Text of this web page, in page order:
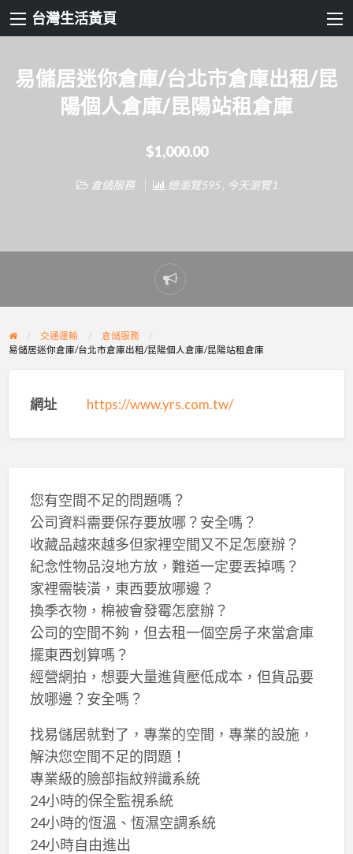
台灣生活黃頁
易儲居迷你倉庫/台北市倉庫出租/昆
陽個人倉庫/昆陽站租倉庫
$1,000.00
倉儲服務 總瀏覽595 , 今天瀏覽1
Report
problem
交通運輸
倉儲服務
易儲居迷你倉庫/台北市倉庫出租/昆陽個人倉庫/昆陽站租倉庫
網址 https://www.yrs.com.tw/
您有空間不足的問題嗎？
公司資料需要保存要放哪？安全嗎？
收藏品越來越多但家裡空間又不足怎麼辦？
紀念性物品沒地方放，難道一定要丟掉嗎？
家裡需裝潢，東西要放哪邊？
換季衣物，棉被會發霉怎麼辦？
公司的空間不夠，但去租一個空房子來當倉庫
擺東西划算嗎？
經營網拍，想要大量進貨壓低成本，但貨品要
放哪邊？安全嗎？
找易儲居就對了，專業的空間，專業的設施，
解決您空間不足的問題！
專業級的臉部指紋辨識系統
24小時的保全監視系統
24小時的恆溫、恆濕空調系統
24小時自由進出